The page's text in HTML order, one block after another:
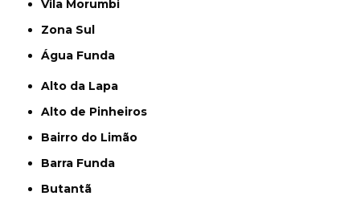
Vila Morumbi
Zona Sul
Água Funda
Alto da Lapa
Alto de Pinheiros
Bairro do Limão
Barra Funda
Butantã